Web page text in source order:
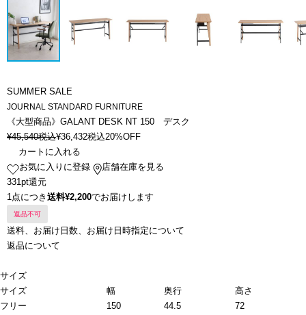
SUMMER SALE
JOURNAL STANDARD FURNITURE
《大型商品》GALANT DESK NT 150 デスク
¥45,540税込¥36,432税込20%OFF
カートに入れる
お気に入りに登録
店舗在庫を見る
331pt還元
1点につき 送料¥2,200でお届けします
返品不可
送料、お届け日数、お届け日時指定について
返品について
サイズ
サイズ
幅 奥行
高さ
フリー
150 44.5
72